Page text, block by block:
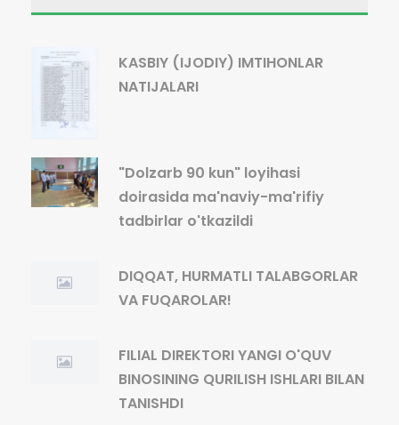
KASBIY (IJODIY) IMTIHONLAR
NATIJALARI
"Dolzarb 90 kun" loyihasi
doirasida ma'naviy-ma'rifiy
tadbirlar o'tkazildi
DIQQAT, HURMATLI TALABGORLAR
VA FUQAROLAR!
FILIAL DIREKTORI YANGI O'QUV
BINOSINING QURILISH ISHLARI BILAN
TANISHDI